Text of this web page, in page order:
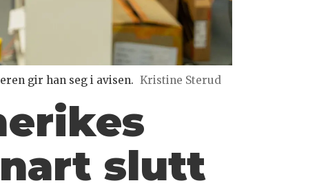
gir han seg i avisen. Kristine Sterud
slutt